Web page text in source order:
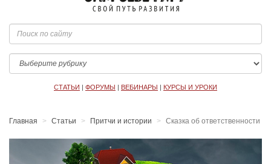
СТАТЬИ | ФОРУМЫ | ВЕБИНАРЫ | КУРСЫ И УРОКИ
Главная Статьи Притчи и истории Сказка об ответственности